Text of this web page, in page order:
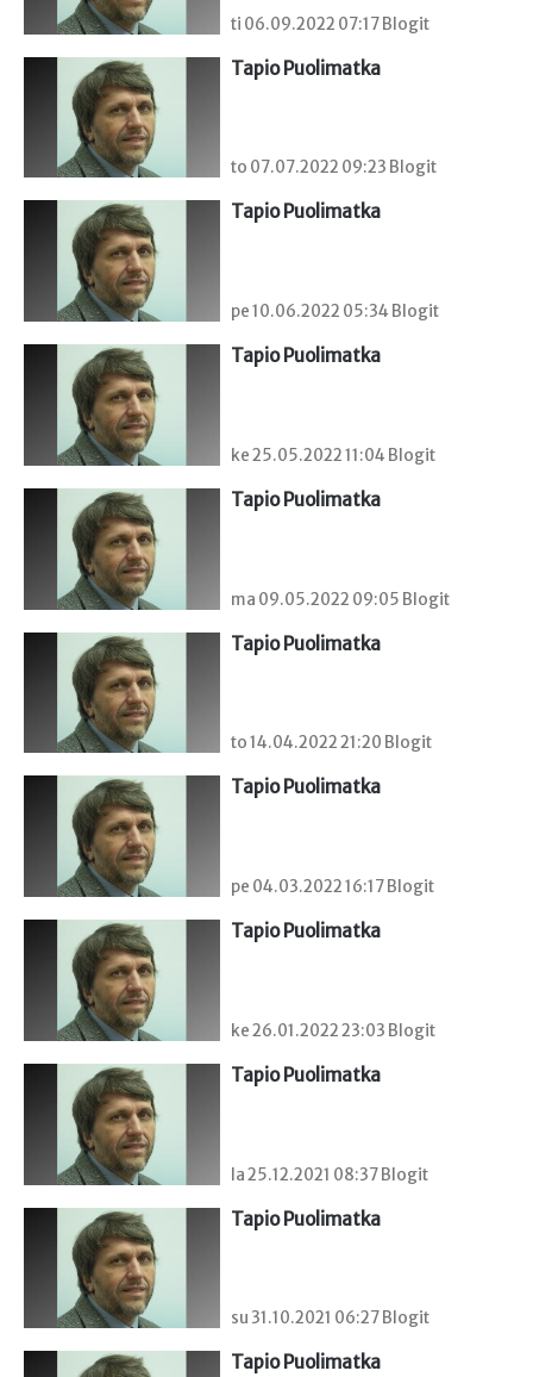
ti 06.09.2022 07:17 Blogit
Tapio Puolimatka
to 07.07.2022 09:23 Blogit
Tapio Puolimatka
pe 10.06.2022 05:34 Blogit
Tapio Puolimatka
ke 25.05.2022 11:04 Blogit
Tapio Puolimatka
ma 09.05.2022 09:05 Blogit
Tapio Puolimatka
to 14.04.2022 21:20 Blogit
Tapio Puolimatka
pe 04.03.2022 16:17 Blogit
Tapio Puolimatka
ke 26.01.2022 23:03 Blogit
Tapio Puolimatka
la 25.12.2021 08:37 Blogit
Tapio Puolimatka
su 31.10.2021 06:27 Blogit
Tapio Puolimatka